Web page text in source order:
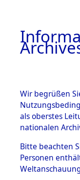
BESTÄNDE
1.
mente
1.2.9 Beim
Wir begrüßen
als oberstes
nationalen
Bitte beachten
Personen